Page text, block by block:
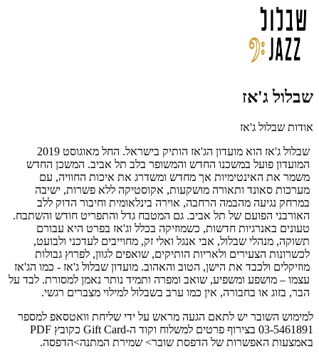
שבלול ג'אז
אודות שבלול ג'אז
שבלול ג'אז הוא מועדון הג'אז הותיק בישראל. החל מאוגוסט 2019
המועדון פועל במשכנו החדש והמשופר בלב תל אביב. המשכן החדש
משמר את האינטימיות אך מחדש ומשדרג את איכות החוויה, עם
מערכות סאונד ותאורה מושקעות, אקוסטיקה ללא פשרות, ישיבה
במרחק נגיעה מהבמה הרחבה, אוירה בינלאומית וחיבור הדוק ללב
האורבני הפועם של תל אביב. גם המטבח גדל והתפריט חודש והשתבח.
טעונים באנרגיות חדשות, כשמוזיקה בכלל וג'אז בפרט היא עבורם
תשוקה, מנהלי שבלול, אבי אנגל ואלי זק, מחוייבים לעדכני ולבועט,
לכשרונות הצעירים ולאריות הותיקים, שואפים לגוון, לפרוץ גבולות
מוזיקלים ולכבד את הישן, הטוב והאהוב. מועדון שבלול ג'אז - כמו הג'אז
עצמו – מושפע ומשפיע, שואב ומפרה ותמיד נותר נאמן למסורת. לבד על
הבר, בזוג או בחבורה, אין כמו ערב בשבלול למילוי מצברים רגשי.
למימוש השובר יש לתאם הגעה מראש על ידי שליחת וואטסאפ למספר
03-5461891 בצירוף פרטים למשלוח וקוד ה-Gift Card כקובץ PDF
באמצעות האפשרות של הדפסת שובר> שמירת המתנה>הדפסה.